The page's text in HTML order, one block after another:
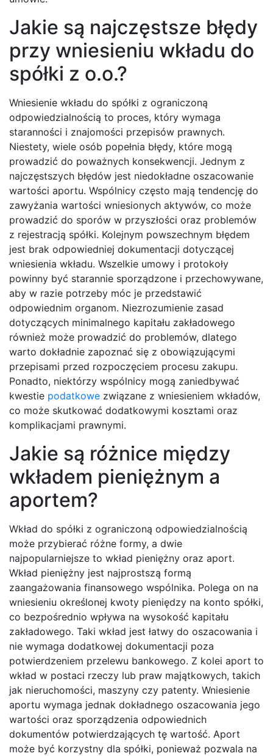
Jakie są najczęstsze błędy
przy wniesieniu wkładu do
spółki z o.o.?
Wniesienie wkładu do spółki z ograniczoną
odpowiedzialnością to proces, który wymaga
staranności i znajomości przepisów prawnych.
Niestety, wiele osób popełnia błędy, które mogą
prowadzić do poważnych konsekwencji. Jednym z
najczęstszych błędów jest niedokładne oszacowanie
wartości aportu. Wspólnicy często mają tendencję do
zawyżania wartości wniesionych aktywów, co może
prowadzić do sporów w przyszłości oraz problemów
z rejestracją spółki. Kolejnym powszechnym błędem
jest brak odpowiedniej dokumentacji dotyczącej
wniesienia wkładu. Wszelkie umowy i protokoły
powinny być starannie sporządzone i przechowywane,
aby w razie potrzeby móc je przedstawić
odpowiednim organom. Niezrozumienie zasad
dotyczących minimalnego kapitału zakładowego
również może prowadzić do problemów, dlatego
warto dokładnie zapoznać się z obowiązującymi
przepisami przed rozpoczęciem procesu zakupu.
Ponadto, niektórzy wspólnicy mogą zaniedbywać
kwestie podatkowe związane z wniesieniem wkładów,
co może skutkować dodatkowymi kosztami oraz
komplikacjami prawnymi.
Jakie są różnice między
wkładem pieniężnym a
aportem?
Wkład do spółki z ograniczoną odpowiedzialnością
może przybierać różne formy, a dwie
najpopularniejsze to wkład pieniężny oraz aport.
Wkład pieniężny jest najprostszą formą
zaangażowania finansowego wspólnika. Polega on na
wniesieniu określonej kwoty pieniędzy na konto spółki,
co bezpośrednio wpływa na wysokość kapitału
zakładowego. Taki wkład jest łatwy do oszacowania i
nie wymaga dodatkowej dokumentacji poza
potwierdzeniem przelewu bankowego. Z kolei aport to
wkład w postaci rzeczy lub praw majątkowych, takich
jak nieruchomości, maszyny czy patenty. Wniesienie
aportu wymaga jednak dokładnego oszacowania jego
wartości oraz sporządzenia odpowiednich
dokumentów potwierdzających tę wartość. Aport
może być korzystny dla spółki, ponieważ pozwala na